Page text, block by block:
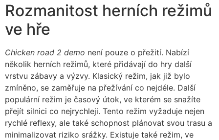
Rozmanitost herních režimů
ve hře
Chicken road 2 demo není pouze o přežití. Nabízí
několik herních režimů, které přidávají do hry další
vrstvu zábavy a výzvy. Klasický režim, jak již bylo
zmíněno, se zaměřuje na přežívání co nejdéle. Další
populární režim je časový útok, ve kterém se snažíte
přejít silnici co nejrychleji. Tento režim vyžaduje nejen
rychlé reflexy, ale také schopnost plánovat svou trasu a
minimalizovat riziko srážky. Existuje také režim, ve